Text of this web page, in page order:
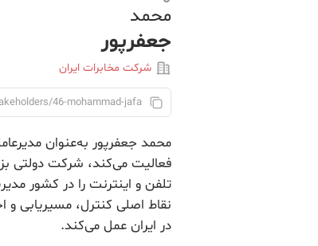
محمد
جعفرپور
شرکت مخابرات ایران
فعالیت می‌کند، شرکت دولتی
تلفن و اینترنت را در کشور
نقاط اصلی کنترل، مسیریابی و
در ایران عمل می‌کند.